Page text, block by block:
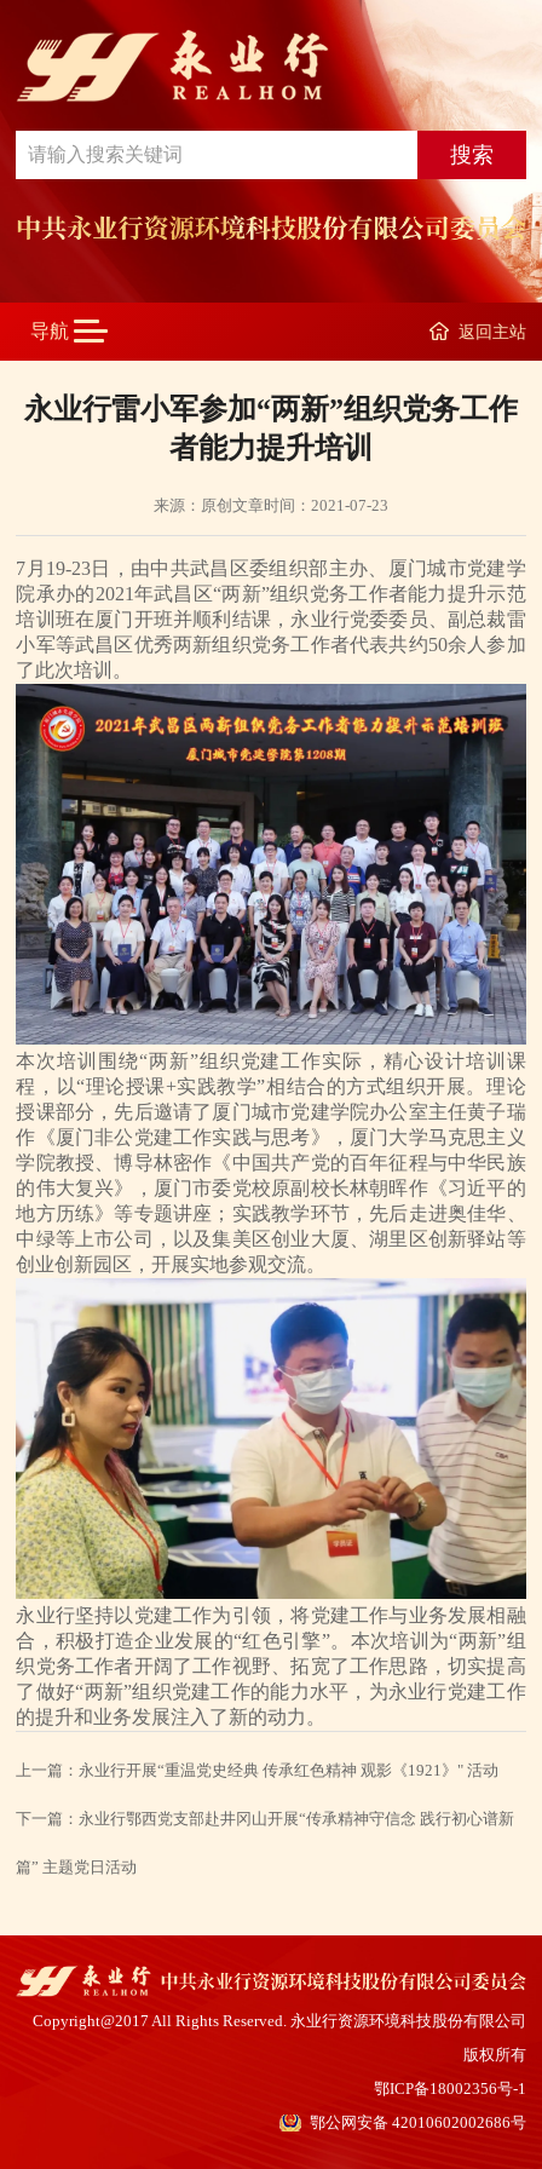
返回主站
永业行雷小军参加“两新”组织党务工作
者能力提升培训
来源：原创文章时间：2021-07-23
7月19-23日，由中共武昌区委组织部主办、厦门城市党建学
院承办的2021年武昌区“两新”组织党务工作者能力提升示范
培训班在厦门开班并顺利结课，永业行党委委员、副总裁雷
小军等武昌区优秀两新组织党务工作者代表共约50余人参加
了此次培训。
本次培训围绕“两新”组织党建工作实际，精心设计培训课
程，以“理论授课+实践教学”相结合的方式组织开展。理论
授课部分，先后邀请了厦门城市党建学院办公室主任黄子瑞
作《厦门非公党建工作实践与思考》，厦门大学马克思主义
学院教授、博导林密作《中国共产党的百年征程与中华民族
的伟大复兴》，厦门市委党校原副校长林朝晖作《习近平的
地方历练》等专题讲座；实践教学环节，先后走进奥佳华、
中绿等上市公司，以及集美区创业大厦、湖里区创新驿站等
创业创新园区，开展实地参观交流。
永业行坚持以党建工作为引领，将党建工作与业务发展相融
合，积极打造企业发展的“红色引擎”。本次培训为“两新”组
织党务工作者开阔了工作视野、拓宽了工作思路，切实提高
了做好“两新”组织党建工作的能力水平，为永业行党建工作
的提升和业务发展注入了新的动力。
上一篇：永业行开展“重温党史经典 传承红色精神 观影《1921》" 活动
下一篇：永业行鄂西党支部赴井冈山开展“传承精神守信念 践行初心谱新
篇” 主题党日活动
Copyright@2017 All Rights Reserved. 永业行资源环境科技股份有限公司
版权所有
鄂ICP备18002356号-1
鄂公网安备 42010602002686号